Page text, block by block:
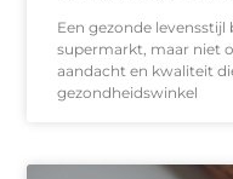
Een gezonde
supermarkt, maar niet
aandacht en kwaliteit
gezondheidswinkel